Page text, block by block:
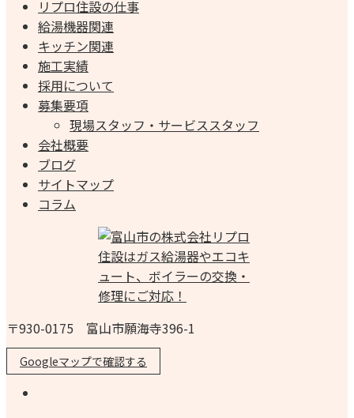
リプロ住設の仕事
給湯機器関連
キッチン関連
施工実績
採用について
募集要項
現場スタッフ・サービススタッフ
会社概要
ブログ
サイトマップ
コラム
〒930-0175 富山市願海寺396-1
Googleマップで確認する